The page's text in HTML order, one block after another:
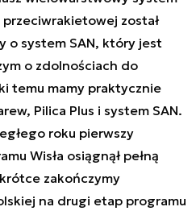
został
o system SAN, który jest
o zdolnościach do
temu mamy praktycznie
Pilica Plus i system SAN.
roku pierwszy
Wisła osiągnął pełną
zakończymy
na drugi etap programu